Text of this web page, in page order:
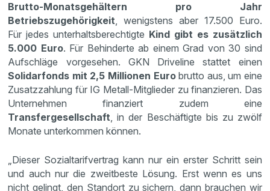
Brutto-Monatsgehältern pro Jahr
Betriebszugehörigkeit, wenigstens aber 17.500 Euro.
Für jedes unterhaltsberechtigte Kind gibt es zusätzlich
5.000 Euro. Für Behinderte ab einem Grad von 30 sind
Aufschläge vorgesehen. GKN Driveline stattet einen
Solidarfonds mit 2,5 Millionen Eurobrutto aus, um eine
Zusatzzahlung für IG Metall-Mitglieder zu finanzieren. Das
Unternehmen finanziert zudem eine
Transfergesellschaft, in der Beschäftigte bis zu zwölf
Monate unterkommen können.
„Dieser Sozialtarifvertrag kann nur ein erster Schritt sein
und auch nur die zweitbeste Lösung. Erst wenn es uns
nicht gelingt, den Standort zu sichern, dann brauchen wir